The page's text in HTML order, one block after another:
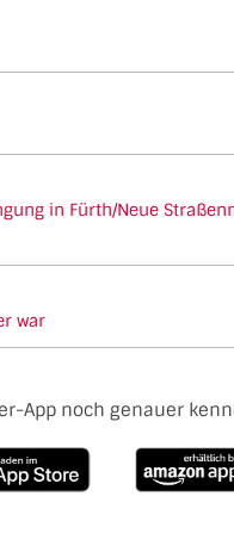
in Fürth/Neue
war
App noch genauer